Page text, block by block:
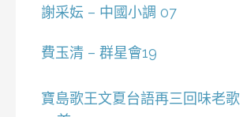
謝采妘 – 中國小調 07
費玉清 – 群星會19
寶島歌王文夏台語再三回味老歌